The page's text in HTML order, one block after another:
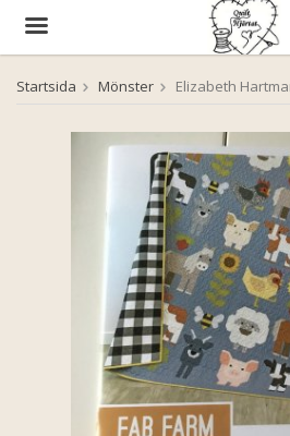
Startsida Mönster Elizabeth